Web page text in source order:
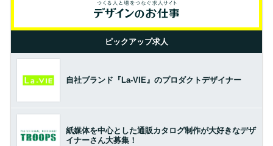
ピックアップ求人
自社ブランド『La-VIE』のプロダクトデザイナー
紙媒体を中心とした通販カタログ制作が大好きなデザ
イナーさん大募集！